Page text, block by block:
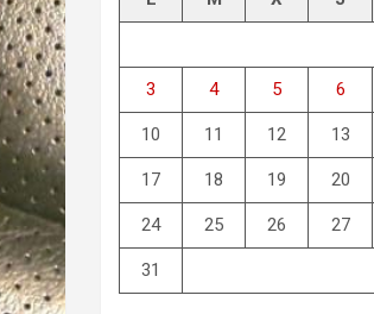
3 4 5 6
10 11 12 13
17 18 19 20
24 25 26 27
31